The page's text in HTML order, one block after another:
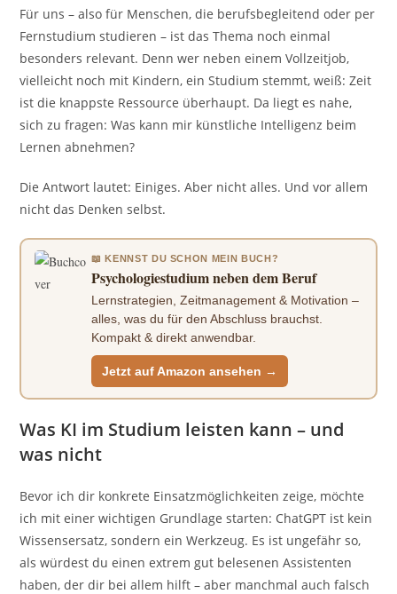
Für uns – also für Menschen, die berufsbegleitend oder per
Fernstudium studieren – ist das Thema noch einmal
besonders relevant. Denn wer neben einem Vollzeitjob,
vielleicht noch mit Kindern, ein Studium stemmt, weiß: Zeit
ist die knappste Ressource überhaupt. Da liegt es nahe,
sich zu fragen: Was kann mir künstliche Intelligenz beim
Lernen abnehmen?
Die Antwort lautet: Einiges. Aber nicht alles. Und vor allem
nicht das Denken selbst.
📖 KENNST DU SCHON MEIN BUCH?
Psychologiestudium neben dem Beruf
Lernstrategien, Zeitmanagement & Motivation –
alles, was du für den Abschluss brauchst.
Kompakt & direkt anwendbar.
Jetzt auf Amazon ansehen →
Was KI im Studium leisten kann – und
was nicht
Bevor ich dir konkrete Einsatzmöglichkeiten zeige, möchte
ich mit einer wichtigen Grundlage starten: ChatGPT ist kein
Wissensersatz, sondern ein Werkzeug. Es ist ungefähr so,
als würdest du einen extrem gut belesenen Assistenten
haben, der dir bei allem hilft – aber manchmal auch falsch